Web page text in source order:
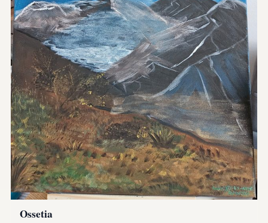
Ossetia